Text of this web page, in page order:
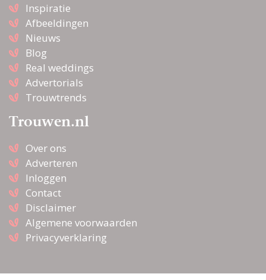
Inspiratie
Afbeeldingen
Nieuws
Blog
Real weddings
Advertorials
Trouwtrends
Trouwen.nl
Over ons
Adverteren
Inloggen
Contact
Disclaimer
Algemene voorwaarden
Privacyverklaring